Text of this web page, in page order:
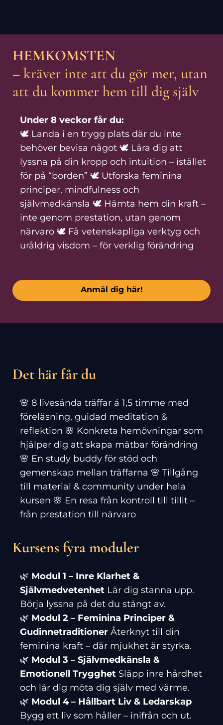
HEMKOMSTEN
– kräver inte att du gör mer, utan
att du kommer hem till dig själv
Under 8 veckor får du:
🕊️ Landa i en trygg plats där du inte
behöver bevisa något 🕊️ Lära dig att
lyssna på din kropp och intuition – istället
för på “borden” 🕊️ Utforska feminina
principer, mindfulness och
självmedkänsla 🕊️ Hämta hem din kraft –
inte genom prestation, utan genom
närvaro 🕊️ Få vetenskapliga verktyg och
uråldrig visdom – för verklig förändring
Anmäl dig här!
Det här får du
🌸 8 livesända träffar á 1,5 timme med
föreläsning, guidad meditation &
reflektion 🌸 Konkreta hemövningar som
hjälper dig att skapa mätbar förändring
🌸 En study buddy för stöd och
gemenskap mellan träffarna 🌸 Tillgång
till material & community under hela
kursen 🌸 En resa från kontroll till tillit –
från prestation till närvaro
Kursens fyra moduler
🌿 Modul 1 – Inre Klarhet &
Självmedvetenhet Lär dig stanna upp.
Börja lyssna på det du stängt av.
🌿 Modul 2 – Feminina Principer &
Gudinnetraditioner Återknyt till din
feminina kraft – där mjukhet är styrka.
🌿 Modul 3 – Självmedkänsla &
Emotionell Trygghet Släpp inre hårdhet
och lär dig möta dig själv med värme.
🌿 Modul 4 – Hållbart Liv & Ledarskap
Bygg ett liv som håller – inifrån och ut.